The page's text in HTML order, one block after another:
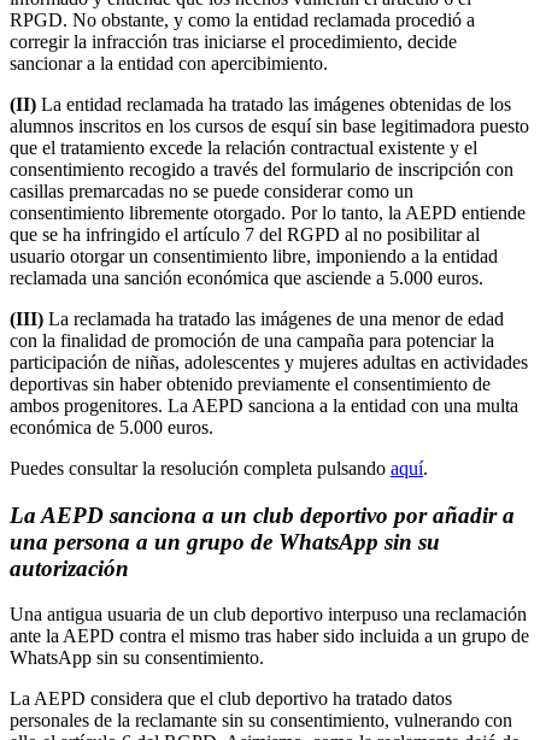
RPGD. No obstante, y como la entidad reclamada procedió a
corregir la infracción tras iniciarse el procedimiento, decide
sancionar a la entidad con apercibimiento.
(II) La entidad reclamada ha tratado las imágenes obtenidas de los
alumnos inscritos en los cursos de esquí sin base legitimadora puesto
que el tratamiento excede la relación contractual existente y el
consentimiento recogido a través del formulario de inscripción con
casillas premarcadas no se puede considerar como un
consentimiento libremente otorgado. Por lo tanto, la AEPD entiende
que se ha infringido el artículo 7 del RGPD al no posibilitar al
usuario otorgar un consentimiento libre, imponiendo a la entidad
reclamada una sanción económica que asciende a 5.000 euros.
(III) La reclamada ha tratado las imágenes de una menor de edad
con la finalidad de promoción de una campaña para potenciar la
participación de niñas, adolescentes y mujeres adultas en actividades
deportivas sin haber obtenido previamente el consentimiento de
ambos progenitores. La AEPD sanciona a la entidad con una multa
económica de 5.000 euros.
Puedes consultar la resolución completa pulsando aquí.
La AEPD sanciona a un club deportivo por añadir a
una persona a un grupo de WhatsApp sin su
autorización
Una antigua usuaria de un club deportivo interpuso una reclamación
ante la AEPD contra el mismo tras haber sido incluida a un grupo de
WhatsApp sin su consentimiento.
La AEPD considera que el club deportivo ha tratado datos
personales de la reclamante sin su consentimiento, vulnerando con